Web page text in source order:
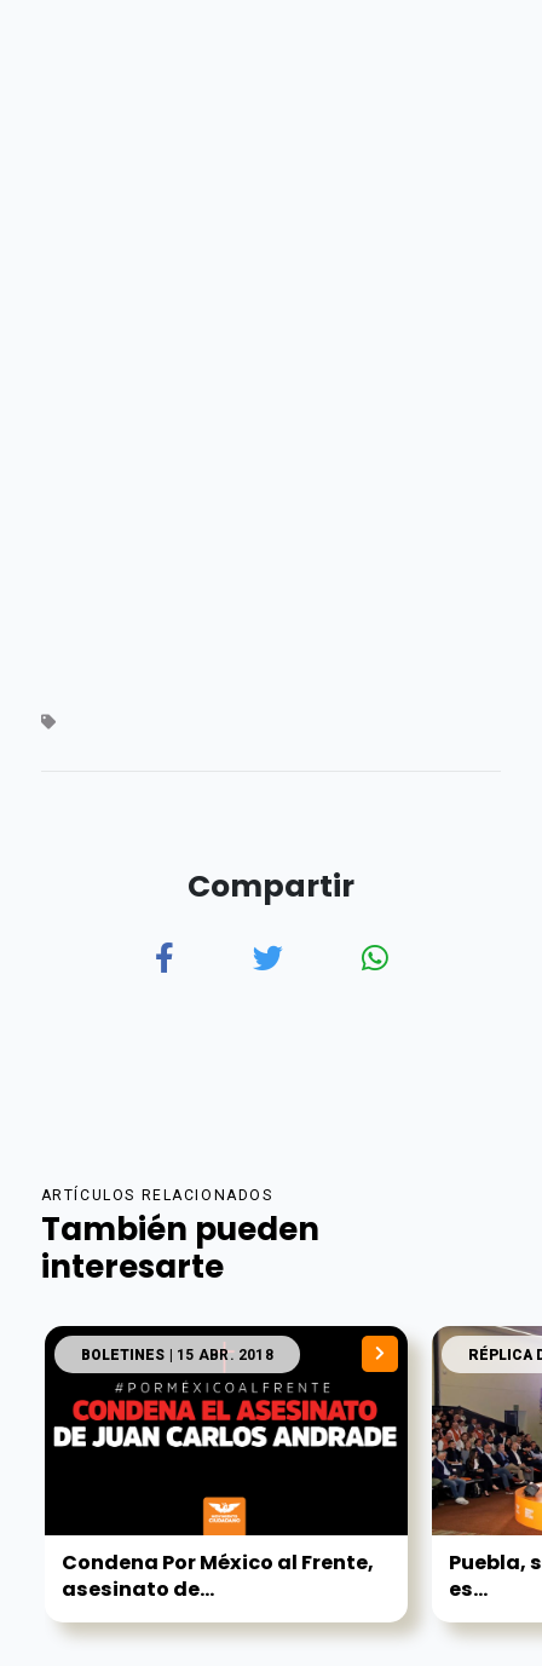
Compartir
ARTÍCULOS RELACIONADOS
También pueden
interesarte
BOLETINES | 15 ABR. 2018
Condena Por México al Frente,
asesinato de...
RÉPLICA
Puebla,
es...